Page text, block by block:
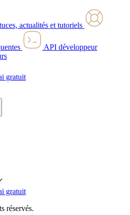
actualités et tutoriels
API développeur
gratuit
gratuit
réservés.